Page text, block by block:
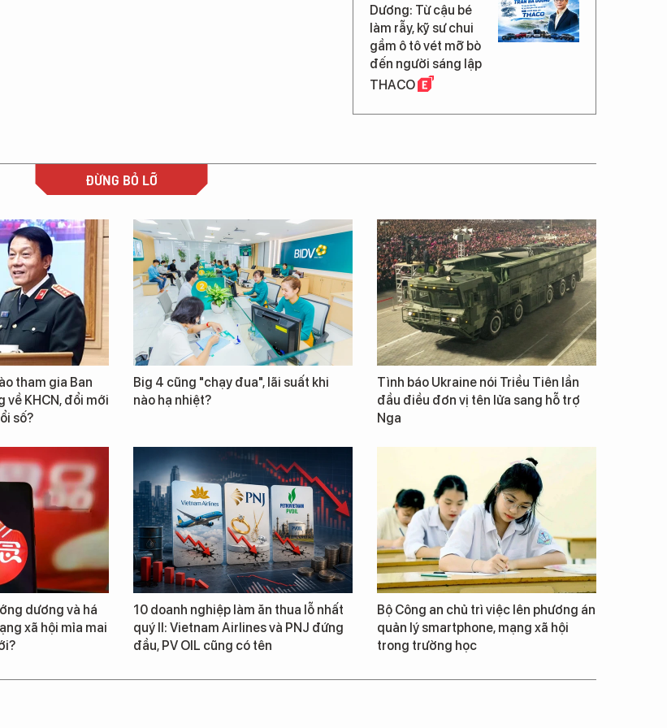
Dương: Từ cậu bé
làm rẫy, kỹ sư chui
gầm ô tô vét mỡ bò
đến người sáng lập
THACO
ĐỪNG BỎ LỠ
tham gia Ban
về KHCN, đổi mới
số?
Big 4 cũng "chạy đua", lãi suất khi
nào hạ nhiệt?
Tình báo Ukraine nói Triều Tiên lần
đầu điều đơn vị tên lửa sang hỗ trợ
Nga
dương và há
xã hội mỉa mai
10 doanh nghiệp làm ăn thua lỗ nhất
quý II: Vietnam Airlines và PNJ đứng
đầu, PV OIL cũng có tên
Bộ Công an chủ trì việc lên phương án
quản lý smartphone, mạng xã hội
trong trường học